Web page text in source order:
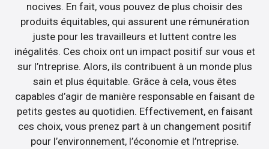
nocives. En fait, vous pouvez de plus choisir des
produits équitables, qui assurent une rémunération
juste pour les travailleurs et luttent contre les
inégalités. Ces choix ont un impact positif sur vous et
sur l’ntreprise. Alors, ils contribuent à un monde plus
sain et plus équitable. Grâce à cela, vous êtes
capables d’agir de manière responsable en faisant de
petits gestes au quotidien. Effectivement, en faisant
ces choix, vous prenez part à un changement positif
pour l’environnement, l’économie et l’ntreprise.